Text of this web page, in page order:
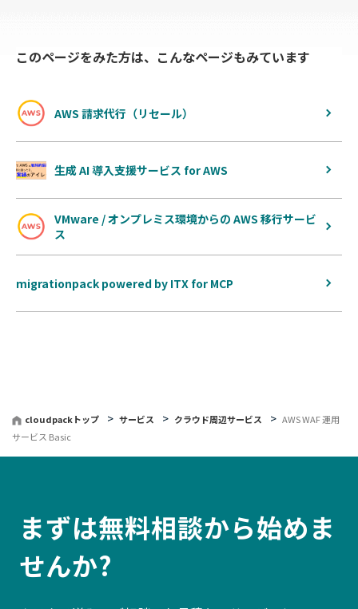
このページをみた方は、こんなページもみています
AWS 請求代行（リセール）
生成 AI 導入支援サービス for AWS
VMware / オンプレミス環境からの AWS 移行サービ
ス
migrationpack powered by ITX for MCP
cloudpackトップ サービス クラウド周辺サービス
AWS WAF 運用
サービス Basic
まずは無料相談から始めま
せんか?